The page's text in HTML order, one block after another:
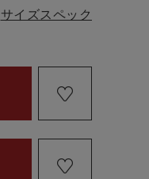
サイズスペック